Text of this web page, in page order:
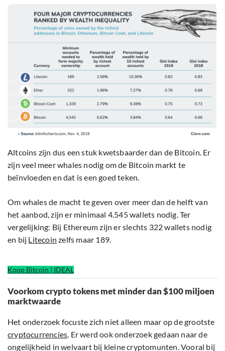
Altcoins zijn dus een stuk kwetsbaarder dan de Bitcoin. Er
zijn veel meer whales nodig om de Bitcoin markt te
beïnvloeden en dat is een goed teken.
Om whales de macht te geven over meer dan de helft van
het aanbod, zijn er minimaal 4.545 wallets nodig. Ter
vergelijking: Bij Ethereum zijn er slechts 322 wallets nodig
en bij Litecoin zelfs maar 189.
Koop Bitcoin | IDEAL
Voorkom crypto tokens met minder dan $100 miljoen
marktwaarde
Het onderzoek focuste zich niet alleen maar op de grootste
cryptocurrencies . Er werd ook onderzoek gedaan naar de
ongelijkheid in welvaart bij kleine cryptomunten. Vooral bij